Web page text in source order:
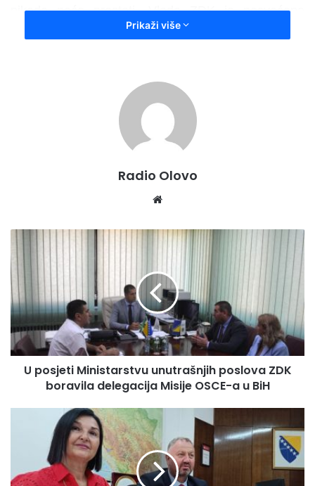
nikada neće prestati. Vlada ZDK je posvećena
pružanju podrške svim kategorijama boračke
zdk.b
Prikaži više
Radio Olovo
te
U
o
s
j
e
t
M
U posjeti Ministarstvu unutrašnjih poslova ZDK
boravila delegacija Misije OSCE-a u BiH
s